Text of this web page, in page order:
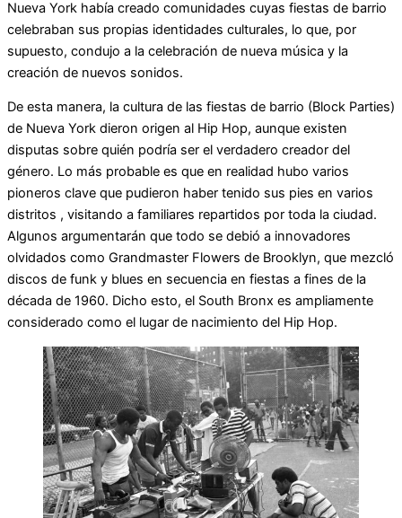
Nueva York había creado comunidades cuyas fiestas de barrio
celebraban sus propias identidades culturales, lo que, por
supuesto, condujo a la celebración de nueva música y la
creación de nuevos sonidos.
De esta manera, la cultura de las fiestas de barrio (Block Parties)
de Nueva York dieron origen al Hip Hop, aunque existen
disputas sobre quién podría ser el verdadero creador del
género. Lo más probable es que en realidad hubo varios
pioneros clave que pudieron haber tenido sus pies en varios
distritos , visitando a familiares repartidos por toda la ciudad.
Algunos argumentarán que todo se debió a innovadores
olvidados como Grandmaster Flowers de Brooklyn, que mezcló
discos de funk y blues en secuencia en fiestas a fines de la
década de 1960. Dicho esto, el South Bronx es ampliamente
considerado como el lugar de nacimiento del Hip Hop.